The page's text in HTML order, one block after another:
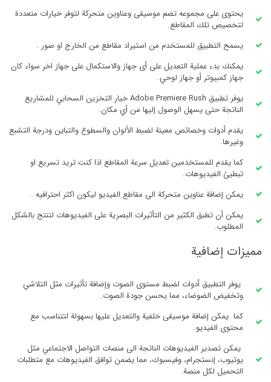
يحتوى على مجموعه تضم موسيقى وعناوين متحركة لتوفر خيارات متعددة
لتخصيص تلك المقاطع.
يسمح التطبيق للمستخدم من استيراد مقاطع من الخارج او صور .
يمكنك بدء عملية التعديل على أى جهاز والاستكمال على جهاز اخر سواء كان
جهاز كمبيوتر أو جهاز لوحي.
يوفر تطبيق Adobe Premiere Rush خيار التخزين السحابي للمشاريع
الناتجة حتى يسهل الوصول إليها من أي مكان.
يقدم أدوات وخصائص معينة لضبط الألوان والسطوع والتباين ودرجة التشبع
وغيرها.
كما يقدم للمستخدمين تعديل سرعة المقاطع اذا كنت تريد تسريع او
تبطيئ الفيديوهات.
يمكن إضافة عناوين متحركة الى مقاطع الفيديو ليكون اكثر احترافيه .
يمكن أن تطبق الكثير من التأثيرات البصرية على الفيديوهات لتنتج بالشكل
المطلوب.
مميزات إضافية
يوفر التطبيق أدوات لضبط مستوى الصوت وإضافة تأثيرات مثل التلاشي
وتخفيض الضوضاء، مما يحسن جودة الصوت.
كما يمكن إضافة موسيقى خلفية والتعديل عليها بسهولة لتتناسب مع
محتوى الفيديو.
يمكن تصدير الفيديوهات الناتجة الى منصات التواصل الاجتماعي مثل
يوتيوب، إنستجرام، وفيسبوك، مما يضمن توافق الفيديوهات مع متطلبات
التحميل لكل منصة.